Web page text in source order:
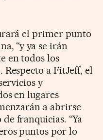
el primer punto
“y ya se irán
en todos los
Respecto a FitJeff, el
y
en lugares
a abrirse
franquicias. “Ya
puntos por lo